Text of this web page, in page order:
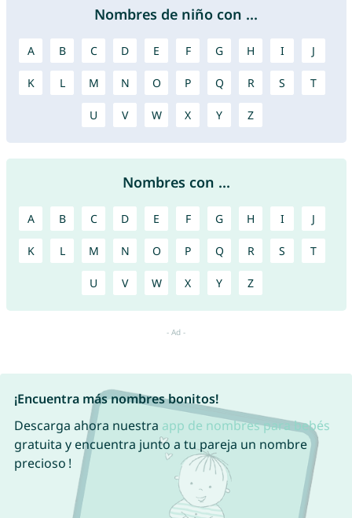
Nombres de niño con ...
A B C D E F G H I J
K L M N O P Q R S T
U V W X Y Z
Nombres con ...
A B C D E F G H I J
K L M N O P Q R S T
U V W X Y Z
¡Encuentra más nombres bonitos!
Descarga ahora nuestra app de nombres para bebés
gratuita y encuentra junto a tu pareja un nombre
precioso !